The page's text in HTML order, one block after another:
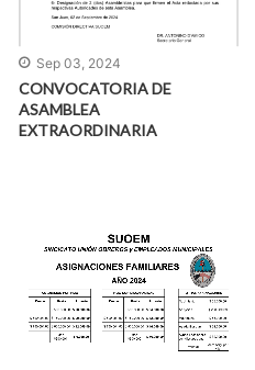
Sep 03, 2024
CONVOCATORIA DE
ASAMBLEA
EXTRAORDINARIA